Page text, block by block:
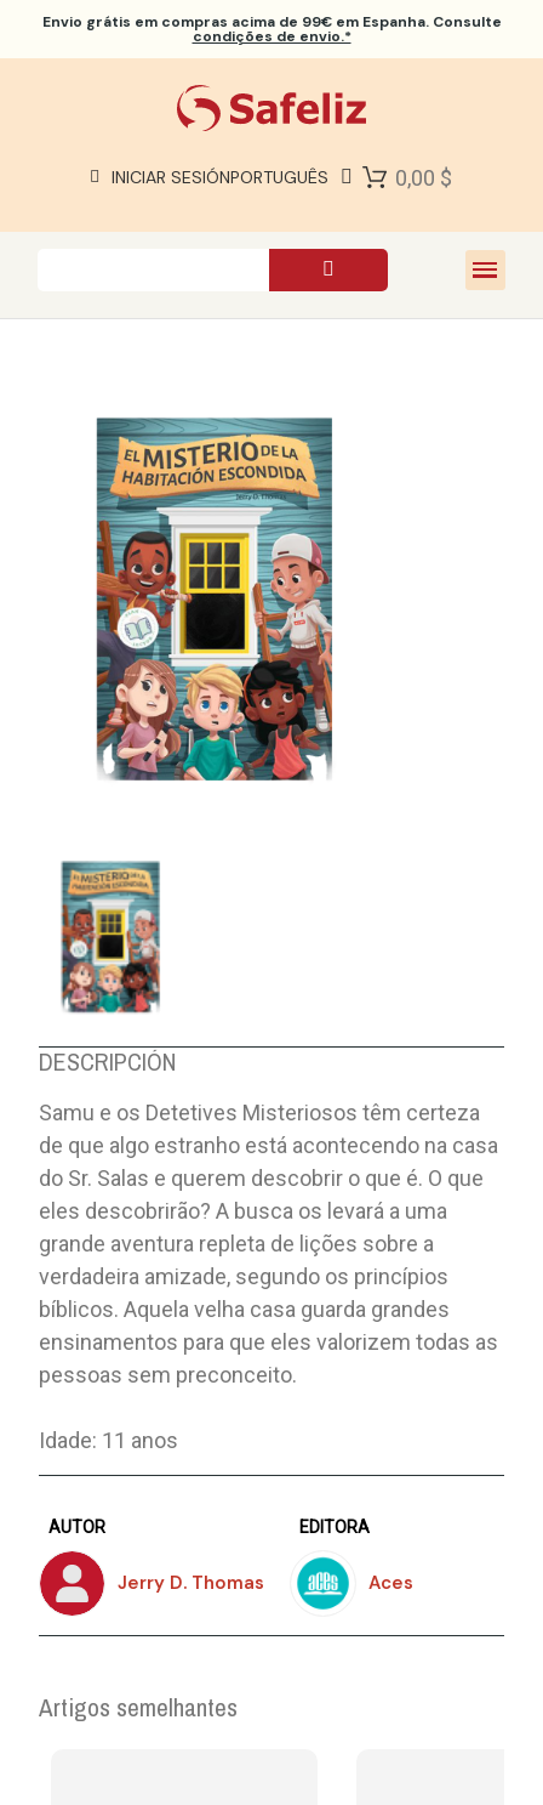
Envio grátis em compras acima de 99€ em Espanha. Consulte
condições de envio.*
INICIAR SESIÓNPORTUGUÊS 0,00 $
SOBRE NÓS
DESCRIPCIÓN
Samu e os Detetives Misteriosos têm certeza
de que algo estranho está acontecendo na casa
do Sr. Salas e querem descobrir o que é. O que
eles descobrirão? A busca os levará a uma
grande aventura repleta de lições sobre a
verdadeira amizade, segundo os princípios
bíblicos. Aquela velha casa guarda grandes
ensinamentos para que eles valorizem todas as
pessoas sem preconceito.
Idade: 11 anos
AUTOR
Jerry D. Thomas
EDITORA
Aces
Artigos semelhantes